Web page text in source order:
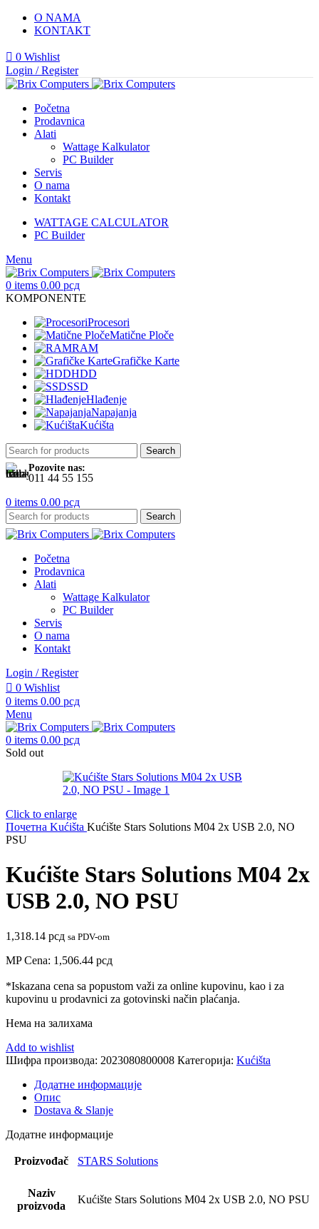
O NAMA
KONTAKT
0 Wishlist
Login / Register
Početna
Prodavnica
Alati
Wattage Kalkulator
PC Builder
Servis
O nama
Kontakt
WATTAGE CALCULATOR
PC Builder
Menu
0 items 0.00 рсд
KOMPONENTE
Procesori
Matične Ploče
RAM
Grafičke Karte
HDD
SSD
Hlađenje
Napajanja
Kućišta
Search
Pozovite nas:
011 44 55 155
0 items 0.00 рсд
Search
Početna
Prodavnica
Alati
Wattage Kalkulator
PC Builder
Servis
O nama
Kontakt
Login / Register
0 Wishlist
0 items 0.00 рсд
Menu
0 items 0.00 рсд
Sold out
Click to enlarge
Почетна Kućišta Kućište Stars Solutions M04 2x USB 2.0, NO
PSU
Kućište Stars Solutions M04 2x
USB 2.0, NO PSU
1,318.14 рсд sa PDV-om
MP Cena: 1,506.44 рсд
*Iskazana cena sa popustom važi za online kupovinu, kao i za
kupovinu u prodavnici za gotovinski način plaćanja.
Нема на залихама
Add to wishlist
Шифра производа: 2023080800008 Категорија: Kućišta
Додатне информације
Опис
Dostava & Slanje
Додатне информације
Proizvođač STARS Solutions
Naziv
proizvoda
Kućište Stars Solutions M04 2x USB 2.0, NO PSU